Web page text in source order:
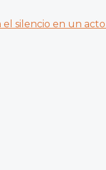
silencio en un